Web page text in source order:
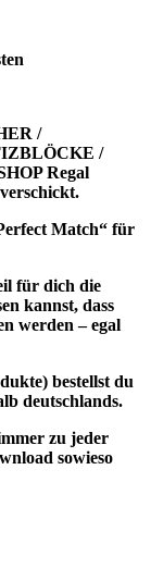
/
/
Regal
Match“ für
für dich die
kannst, dass
werden – egal
bestellst du
deutschlands.
zu jeder
sowieso